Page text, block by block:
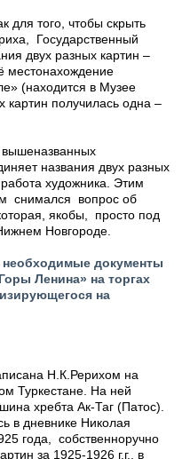
для того, чтобы скрыть
Государственный
двух разных картин –
местонахождение
(находится в Музее
картин получилась одна –
названия двух разных
художника. Этим
снимался вопрос об
якобы, просто под
Новгороде.
документы
Ленина» на торгах
на
Н.К.Рерихом на
Туркестане. На ней
хребта Ак-Таг (Патос).
в дневнике Николая
года, собственноручно
за 1925-1926 г.г., в